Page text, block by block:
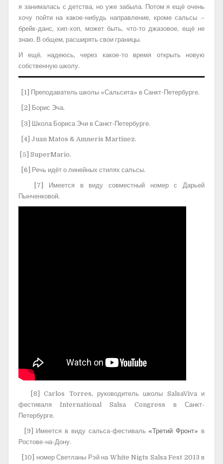
я занималась с детства, но уже забыла. Потом я ещё очень
хочу пойти на какое-нибудь направление, кроме сальсы –
брейк-данс, хип-хоп, может быть, что-то джазовое, ещё не
знаю. В общем, расширять свои границы.
И ещё, надеюсь, через какое-то время открыть новую
собственную школу.
[1] Преподаватель школы «Сальсита» в Санкт-Петербурге.
[2] Борис Эча.
[3] Школа Бориса Эчи в Санкт-Петербурге.
[4] Juan Matos & Amneris Martinez.
[5] SuperMario.
[6] Речь идёт о линейных стилях сальсы.
[7] Имеется в виду совместный номер с Дарьей
Пынченковой.
[8] Carlos Torres, руководитель школы SalsaViva и
фестиваля International Salsa Congress в Санкт-
Петербурге.
[9] Имеется в виду сальса-фестиваль «Третий Фронт» в
Ростове-на-Дону.
[10] номер Светланы Рэй на White Nigts Salsa Fest 2013 в